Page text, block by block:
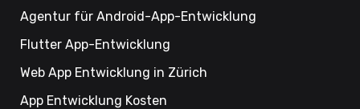
Agentur für Android-App-Entwicklung
Flutter App-Entwicklung
Web App Entwicklung in Zürich
App Entwicklung Kosten